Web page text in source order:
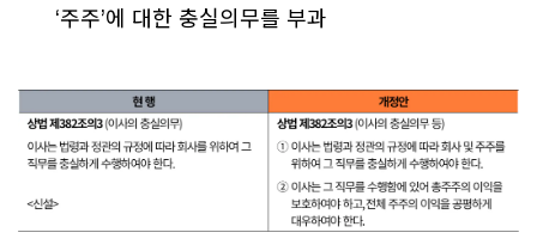
‘주주’에 대한 충실의무를 부과